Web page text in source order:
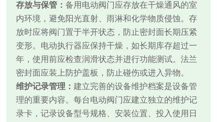
存放与保管：备用电动阀门应存放在干燥通风的室
内环境，避免阳光直射、雨淋和化学物质侵蚀。存
放时应将阀门置于半开状态，防止密封面长期压紧
变形。电动执行器应保持干燥，如长期库存超过一
年，使用前应检查润滑状态并进行功能测试。法兰
密封面应装上防护盖板，防止碰伤或进入异物。
维护记录管理：建立完善的设备维护档案是设备管
理的重要内容。每台电动阀门应建立独立的维护记
录卡，记录设备型号规格、安装位置、投入使用日